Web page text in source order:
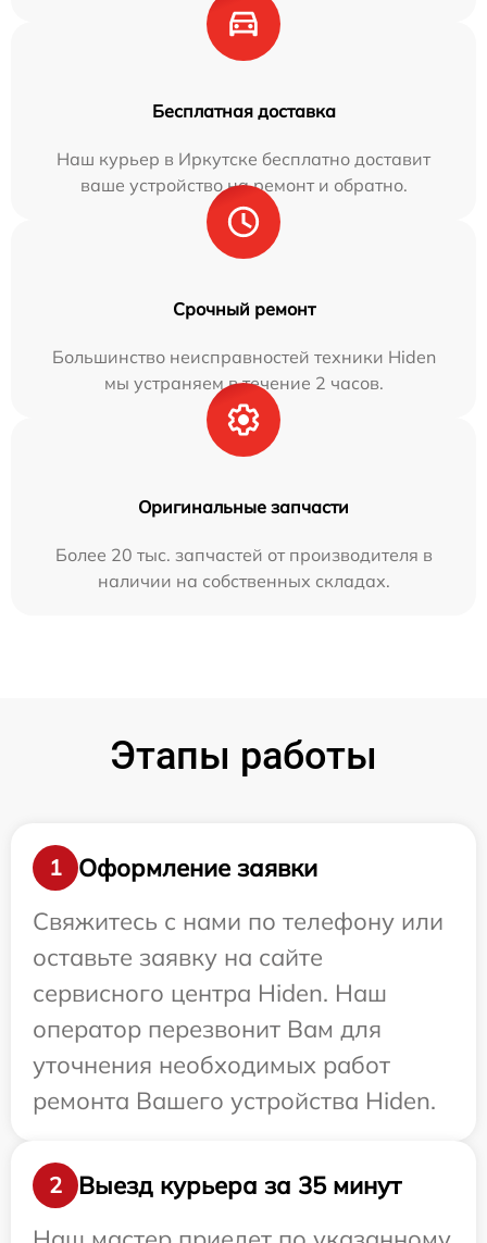
Бесплатная доставка
Наш курьер в Иркутске бесплатно доставит
ваше устройство на ремонт и обратно.
Срочный ремонт
Большинство неисправностей техники Hiden
мы устраняем в течение 2 часов.
Оригинальные запчасти
Более 20 тыс. запчастей от производителя в
наличии на собственных складах.
Этапы работы
1
Оформление заявки
Свяжитесь с нами по телефону или
оставьте заявку на сайте
сервисного центра Hiden. Наш
оператор перезвонит Вам для
уточнения необходимых работ
ремонта Вашего устройства Hiden.
2
Выезд курьера за 35 минут